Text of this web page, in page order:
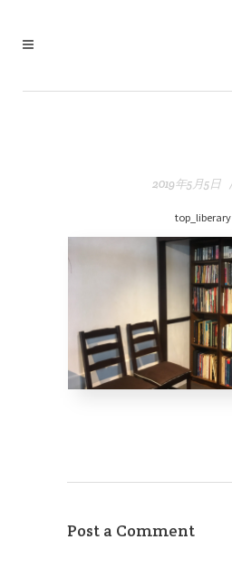
2019年5月5日
top_liberary
Post a Comment